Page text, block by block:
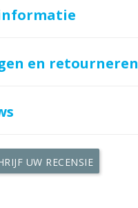
en retourneren
UW RECENSIE